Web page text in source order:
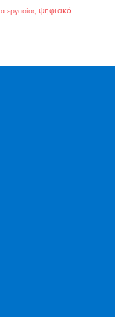
εργασίας ψηφιακό